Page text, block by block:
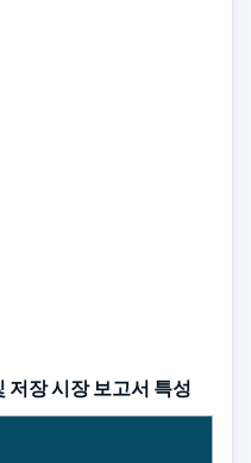
저장 시장 보고서 특성